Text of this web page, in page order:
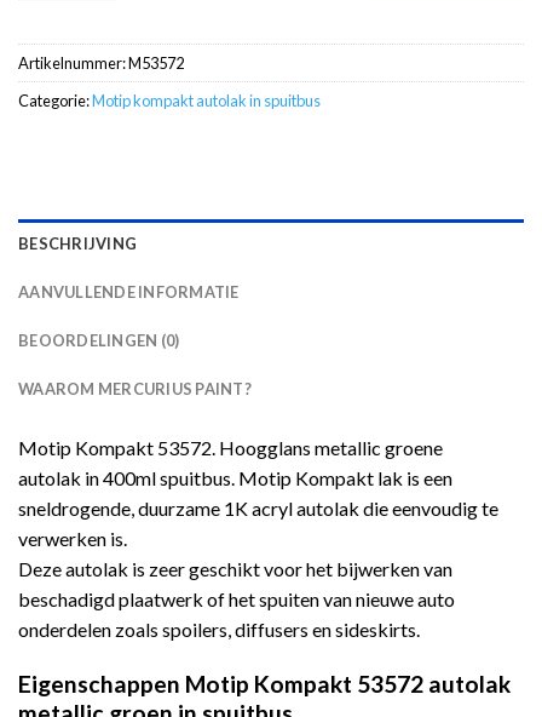
Artikelnummer:M53572
Categorie:Motip kompakt autolak in spuitbus
BESCHRIJVING
AANVULLENDE INFORMATIE
BEOORDELINGEN (0)
WAAROM MERCURIUS PAINT?
Motip Kompakt 53572. Hoogglans metallic groene
autolak in 400ml spuitbus. Motip Kompakt lak is een
sneldrogende, duurzame 1K acryl autolak die eenvoudig te
verwerken is.
Deze autolak is zeer geschikt voor het bijwerken van
beschadigd plaatwerk of het spuiten van nieuwe auto
onderdelen zoals spoilers, diffusers en sideskirts.
Eigenschappen Motip Kompakt 53572 autolak